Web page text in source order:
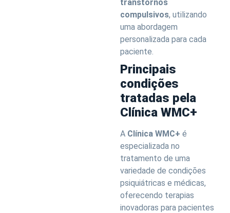
transtornos
compulsivos, utilizando
uma abordagem
personalizada para cada
paciente.
Principais
condições
tratadas pela
Clínica WMC+
A Clínica WMC+ é
especializada no
tratamento de uma
variedade de condições
psiquiátricas e médicas,
oferecendo terapias
inovadoras para pacientes